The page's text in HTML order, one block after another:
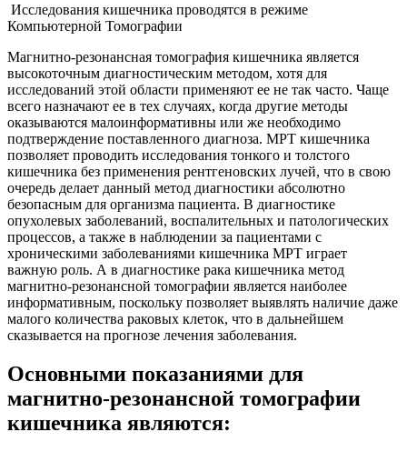
Исследования кишечника проводятся в режиме
Компьютерной Томографии
Магнитно-резонансная томография кишечника является
высокоточным диагностическим методом, хотя для
исследований этой области применяют ее не так часто. Чаще
всего назначают ее в тех случаях, когда другие методы
оказываются малоинформативны или же необходимо
подтверждение поставленного диагноза. МРТ кишечника
позволяет проводить исследования тонкого и толстого
кишечника без применения рентгеновских лучей, что в свою
очередь делает данный метод диагностики абсолютно
безопасным для организма пациента. В диагностике
опухолевых заболеваний, воспалительных и патологических
процессов, а также в наблюдении за пациентами с
хроническими заболеваниями кишечника МРТ играет
важную роль. А в диагностике рака кишечника метод
магнитно-резонансной томографии является наиболее
информативным, поскольку позволяет выявлять наличие даже
малого количества раковых клеток, что в дальнейшем
сказывается на прогнозе лечения заболевания.
Основными показаниями для
магнитно-резонансной томографии
кишечника являются: